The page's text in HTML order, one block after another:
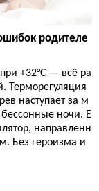
родителе
+32°C — всё ра
Терморегуляция
наступает за м
ночи. Е
направленн
Без героизма и